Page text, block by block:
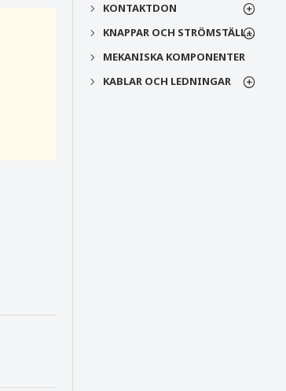
KONTAKTDON
KNAPPAR OCH STRÖMSTÄLLARE
MEKANISKA KOMPONENTER
KABLAR OCH LEDNINGAR